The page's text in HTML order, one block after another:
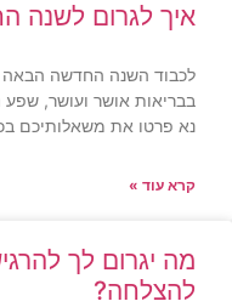
איך לגרום לשנה
לכבוד השנה החדשה הבאה
בבריאות אושר ועושר,
נא פרטו את משאלותיכם
קרא עוד »
מה יגרום לך
להצלחה?